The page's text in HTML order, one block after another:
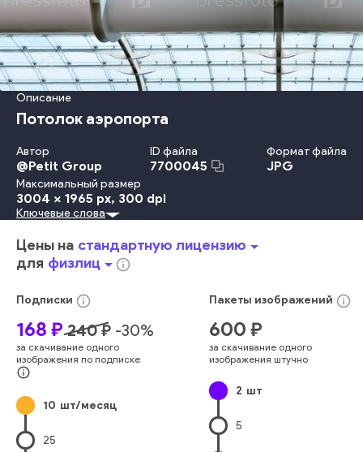
Описание
Потолок аэропорта
Автор
@Petit Group
ID файла
7700045
Формат файла
JPG
Максимальный размер
3004 x 1965 px, 300 dpi
Металл В Помещении
Строительство Окно Коридор Потолок
Фоновые Изображения
Структура Здания
Без Людей
Исчезающая Точка
Строительная Отрасль
Архитектура И Здания
голубой новый яркий городской никто
горизонтальный
футуристический
постмодерн порт
Ключевые слова
Цены на стандартную лицензиюarrow_drop_down
для физлицarrow_drop_downinfo_outline
Подписки info_outline
168 ₽ 240₽ -30%
за скачивание одного
изображения по подписке
info_outline
10 шт/месяц
25
Пакеты изображений info_outline
600 ₽
за скачивание одного
изображения штучно
2 шт
5